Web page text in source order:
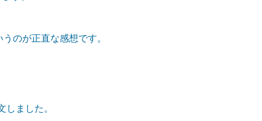
のが正直な感想です。
ました。